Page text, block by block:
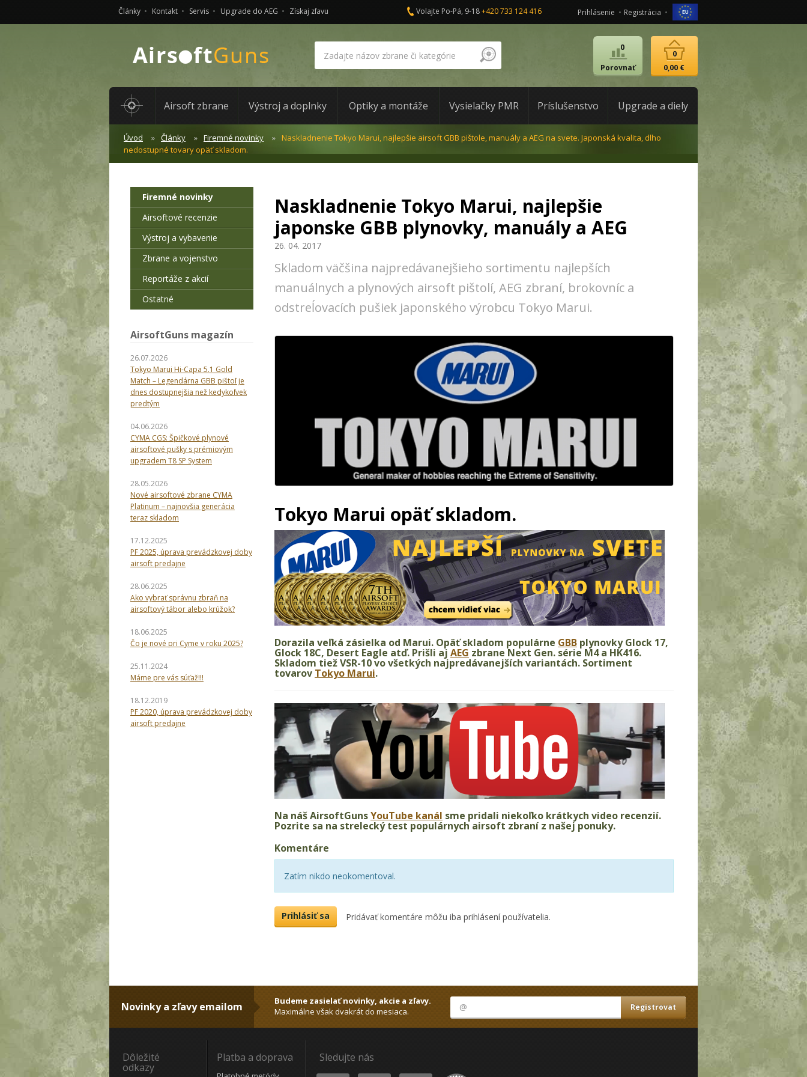
Články Kontakt Servis Upgrade do AEG Získaj zľavu Volajte Po-Pá, 9-18+420 733 124 416 Prihlásenie Registrácia
Porovnať
0
0,00 €
0
Airsoft zbrane Výstroj a doplnky Optiky a montáže Vysielačky PMR Príslušenstvo Upgrade a diely
Úvod Články Firemné novinky
Naskladnenie Tokyo Marui, najlepšie airsoft GBB pištole, manuály a AEG na svete. Japonská kvalita, dlho
nedostupné tovary opäť skladom.
Naskladnenie Tokyo Marui, najlepšie
japonske GBB plynovky, manuály a AEG
26. 04. 2017
Skladom väčšina najpredávanejšieho sortimentu najlepších
manuálnych a plynových airsoft pištolí, AEG zbraní, brokovníc a
odstreĺovacích pušiek japonského výrobcu Tokyo Marui.
Tokyo Marui opäť skladom.
Dorazila veľká zásielka od Marui. Opäť skladom populárne GBB plynovky Glock 17,
Glock 18C, Desert Eagle atď. Prišli aj AEG zbrane Next Gen. série M4 a HK416.
Skladom tiež VSR-10 vo všetkých najpredávanejších variantách. Sortiment
tovarov Tokyo Marui.
Na náš AirsoftGunsYouTube kanál sme pridali niekoľko krátkych video recenzií.
Pozrite sa na strelecký test populárnych airsoft zbraní z našej ponuky.
Komentáre
Zatím nikdo neokomentoval.
Pridávať komentáre môžu iba prihlásení používatelia.
Prihlásiť sa
Firemné novinky
Airsoftové recenzie
Výstroj a vybavenie
Zbrane a vojenstvo
Reportáže z akcií
Ostatné
AirsoftGuns magazín
26.07.2026
Tokyo Marui Hi-Capa 5.1 Gold
Match – Legendárna GBB pištoľ je
dnes dostupnejšia než kedykoľvek
predtým
04.06.2026
CYMA CGS: Špičkové plynové
airsoftové pušky s prémiovým
upgradem T8 SP System
28.05.2026
Nové airsoftové zbrane CYMA
Platinum – najnovšia generácia
teraz skladom
17.12.2025
PF 2025, úprava prevádzkovej doby
airsoft predajne
28.06.2025
Ako vybrať správnu zbraň na
airsoftový tábor alebo krúžok?
18.06.2025
Čo je nové pri Cyme v roku 2025?
25.11.2024
Máme pre vás súťaž!!!
18.12.2019
PF 2020, úprava prevádzkovej doby
airsoft predajne
Novinky a zľavy emailom
Budeme zasielať novinky, akcie a zľavy.
Maximálne však dvakrát do mesiaca.
Dôležité
odkazy
Platba a doprava Sledujte nás
Youtube Facebook Instagram Heureka